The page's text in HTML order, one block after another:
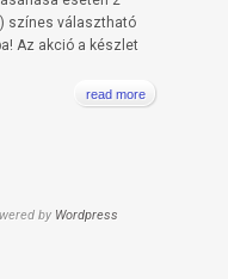
színes választható
Az akció a készlet
read more
by Wordpress